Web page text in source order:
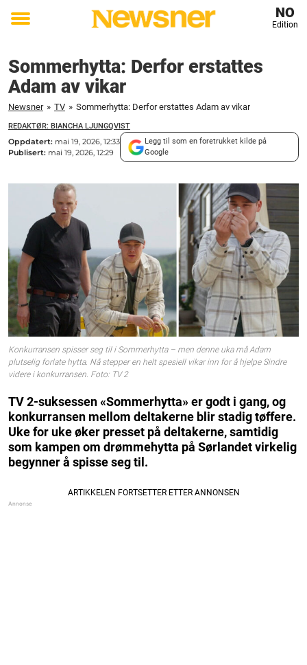
Toggle
NO
Edition
Sommerhytta: Derfor erstattes
Adam av vikar
Newsner » TV » Sommerhytta: Derfor erstattes Adam av vikar
REDAKTØR: BIANCHA LJUNGQVIST
Oppdatert: mai 19, 2026, 12:33
Publisert: mai 19, 2026, 12:29
Legg til som en foretrukket kilde på
Google
Konkurransen spisser seg til i Sommerhytta – men denne uka må Adam
plutselig forlate hytta. Nå stepper en helt spesiell vikar inn for å hjelpe Sindre
videre i konkurransen. Foto: TV 2
TV 2-suksessen «Sommerhytta» er godt i gang, og
konkurransen mellom deltakerne blir stadig tøffere.
Uke for uke øker presset på deltakerne, samtidig
som kampen om drømmehytta på Sørlandet virkelig
begynner å spisse seg til.